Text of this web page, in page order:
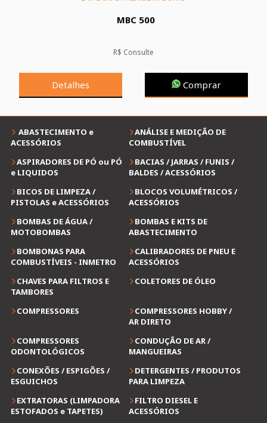
MBC 500
R$ Consulte
Detalhes Comprar
ABASTECIMENTO e
ACESSÓRIOS
ANÁLISE E MEDIÇÃO DE
COMBUSTÍVEL
ASPIRADORES DE PÓ ou PÓ
e LIQUIDOS
BACIAS / JARRAS / FUNIS /
BALDES / ACESSÓRIOS
BICOS DE LIMPEZA /
PISTOLAS e ACESSÓRIOS
BLOCOS VOLUMÉTRICOS /
ACESSÓRIOS
BOMBAS DE ÁGUA /
MOTOBOMBAS
BOMBAS E KITS DE
ABASTECIMENTO
BOMBONAS PARA
COMBUSTÍVEIS - INMETRO
CALIBRADORES DE PNEU E
ACESSÓRIOS
CHAVES PARA FILTROS E
TAMBORES
COLETORES DE ÓLEO
COMPRESSORES
COMPRESSORES HOBBY /
AR DIRETO
COMPRESSORES
ODONTOLÓGICOS
CONDUÇÃO DE AR /
MANGUEIRAS
CONEXÕES / ESPIGÕES /
ESGUICHOS
DETERGENTES / PRODUTOS
PARA LIMPEZA
EXTRATORAS (LIMPADORA
ESTOFADOS e TAPETES)
FILTRO DIESEL E
ACESSÓRIOS